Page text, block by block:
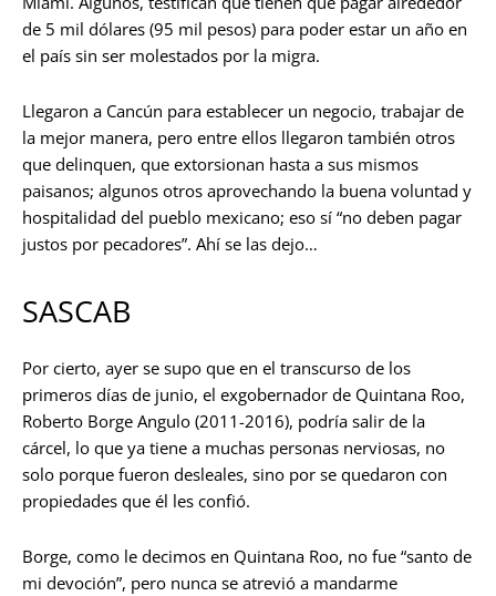
de 5 mil dólares (95 mil pesos) para poder estar un año en
el país sin ser molestados por la migra.
Llegaron a Cancún para establecer un negocio, trabajar de
la mejor manera, pero entre ellos llegaron también otros
que delinquen, que extorsionan hasta a sus mismos
paisanos; algunos otros aprovechando la buena voluntad y
hospitalidad del pueblo mexicano; eso sí “no deben pagar
justos por pecadores”. Ahí se las dejo…
SASCAB
Por cierto, ayer se supo que en el transcurso de los
primeros días de junio, el exgobernador de Quintana Roo,
Roberto Borge Angulo (2011-2016), podría salir de la
cárcel, lo que ya tiene a muchas personas nerviosas, no
solo porque fueron desleales, sino por se quedaron con
propiedades que él les confió.
Borge, como le decimos en Quintana Roo, no fue “santo de
mi devoción”, pero nunca se atrevió a mandarme